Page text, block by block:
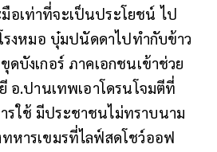
อเท่าที่จะเป็นประโยชน์ ไป
รงหมอ บุ๋มปนัดดาไปทำกับข้าว
บังเกอร์ ภาคเอกชนเข้าช่วย
อ.ปานเทพเอาโดรนโจมตีที่
ใช้ มีประชาชนไม่ทราบนาม
หารเขมรที่ไลฟ์สดโชว์ออฟ